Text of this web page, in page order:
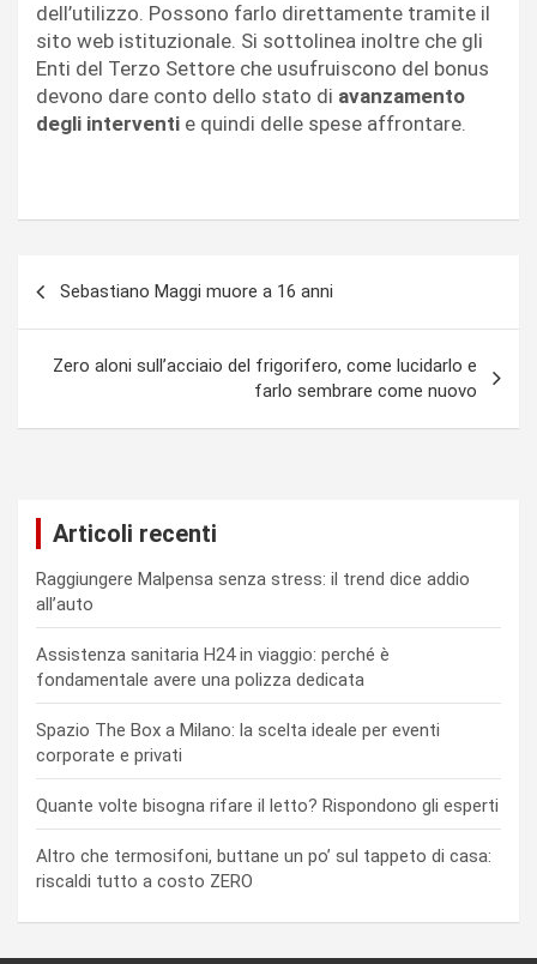
dell’utilizzo. Possono farlo direttamente tramite il
sito web istituzionale. Si sottolinea inoltre che gli
Enti del Terzo Settore che usufruiscono del bonus
devono dare conto dello stato di avanzamento
degli interventi e quindi delle spese affrontare.
Sebastiano Maggi muore a 16 anni
Zero aloni sull’acciaio del frigorifero, come lucidarlo e
farlo sembrare come nuovo
Articoli recenti
Raggiungere Malpensa senza stress: il trend dice addio
all’auto
Assistenza sanitaria H24 in viaggio: perché è
fondamentale avere una polizza dedicata
Spazio The Box a Milano: la scelta ideale per eventi
corporate e privati
Quante volte bisogna rifare il letto? Rispondono gli esperti
Altro che termosifoni, buttane un po’ sul tappeto di casa:
riscaldi tutto a costo ZERO